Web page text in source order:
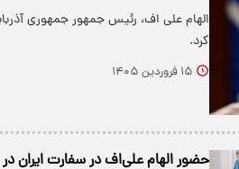
الهام علی اف، رئیس جمهور جمهوری
کرد.
۱۵ فروردین ۱۴۰۵
حضور الهام علی‌اف در سفارت ایران